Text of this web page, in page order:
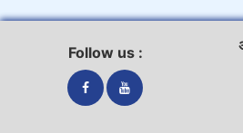
Follow us :